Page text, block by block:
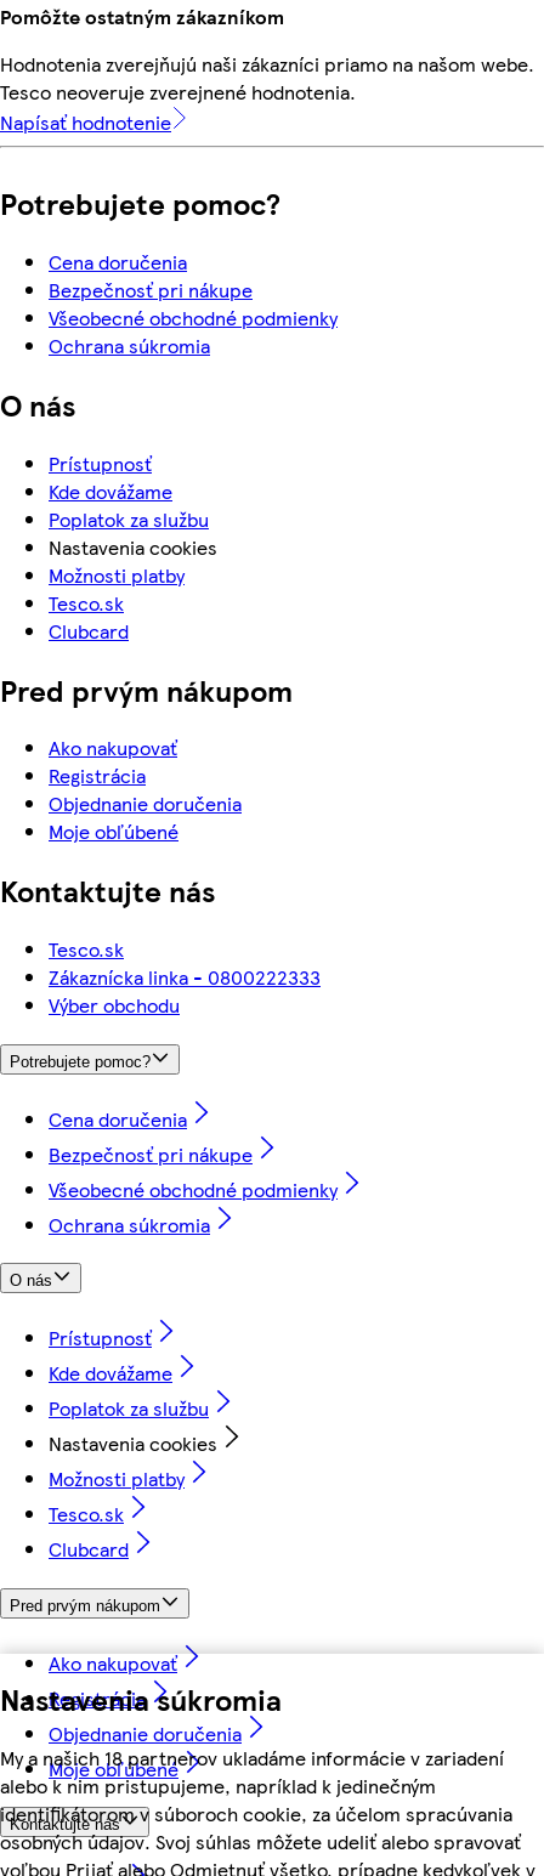
Nastavenia súkromia
My a našich 18 partnerov ukladáme informácie v zariadení
alebo k nim pristupujeme, napríklad k jedinečným
identifikátorom v súboroch cookie, za účelom spracúvania
osobných údajov. Svoj súhlas môžete udeliť alebo spravovať
voľbou Prijať alebo Odmietnuť všetko, prípadne kedykoľvek v
Pomôžte ostatným zákazníkom
Hodnotenia zverejňujú naši zákazníci priamo na našom webe.
Tesco neoveruje zverejnené hodnotenia.
Napísať hodnotenie
Potrebujete pomoc?
Cena doručenia
Bezpečnosť pri nákupe
Všeobecné obchodné podmienky
Ochrana súkromia
O nás
Prístupnosť
Kde dovážame
Poplatok za službu
Nastavenia cookies
Možnosti platby
Tesco.sk
Clubcard
Pred prvým nákupom
Ako nakupovať
Registrácia
Objednanie doručenia
Moje obľúbené
Kontaktujte nás
Tesco.sk
Zákaznícka linka - 0800222333
Výber obchodu
Potrebujete pomoc?
Cena doručenia
Bezpečnosť pri nákupe
Všeobecné obchodné podmienky
Ochrana súkromia
O nás
Prístupnosť
Kde dovážame
Poplatok za službu
Nastavenia cookies
Možnosti platby
Tesco.sk
Clubcard
Pred prvým nákupom
Ako nakupovať
Registrácia
Objednanie doručenia
Moje obľúbené
Kontaktujte nás